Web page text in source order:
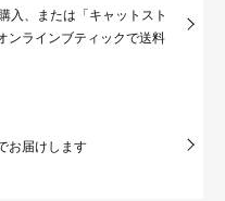
入、または「キャットスト
ンラインブティックで送料
お届けします